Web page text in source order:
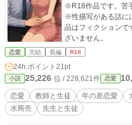
※R18作品です。苦
※性描写がある話に
品はフィクションで
ざいません。
恋愛 完結 長編 R18
24h.ポイント 21pt
小説 25,226 位 / 228,621件 恋愛
恋愛 教師と生徒 年の差恋愛
水商売
先生と生徒